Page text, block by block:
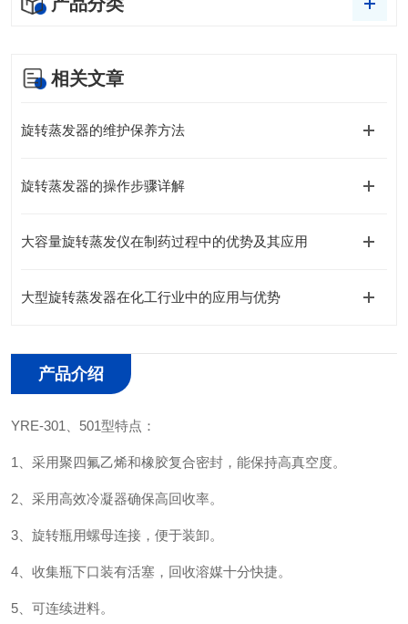
相关文章
旋转蒸发器的维护保养方法
旋转蒸发器的操作步骤详解
大容量旋转蒸发仪在制药过程中的优势及其应用
大型旋转蒸发器在化工行业中的应用与优势
产品介绍
YRE-301 501型特点：
1、 采用聚四氟乙烯和橡胶复合密封，能保持高真空度。
2、 采用高效冷凝器确保高回收率。
3、 旋转瓶用螺母连接，便于装卸。
4、 收集瓶下口装有活塞，回收溶媒十分快捷。
5、 可连续进料。